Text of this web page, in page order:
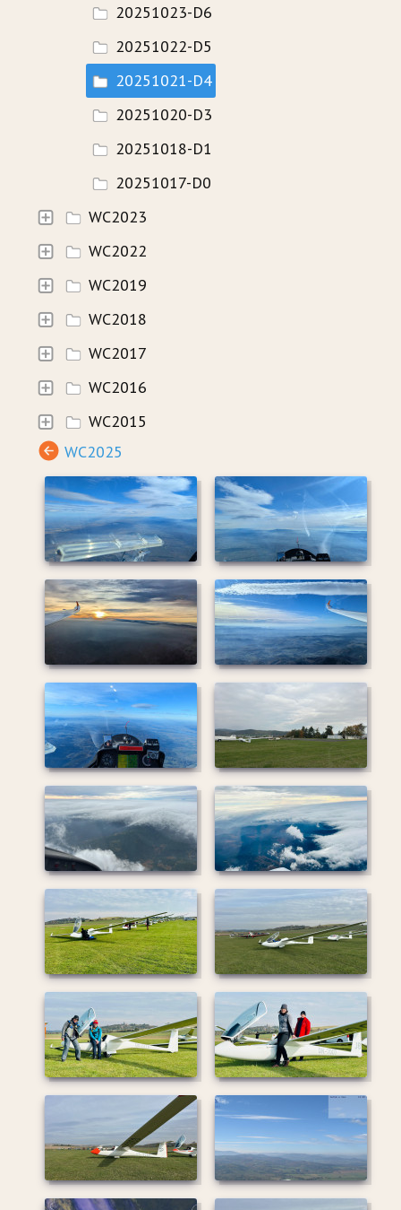
20251023-D6
20251022-D5
20251021-D4
20251020-D3
20251018-D1
20251017-D0
WC2023
WC2022
WC2019
WC2018
WC2017
WC2016
WC2015
WC2025